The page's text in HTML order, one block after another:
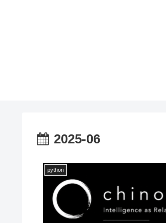
2025-06
python